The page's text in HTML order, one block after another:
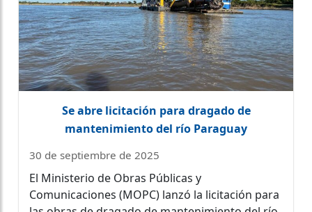
Se abre licitación para dragado de
mantenimiento del río Paraguay
30 de septiembre de 2025
El Ministerio de Obras Públicas y
Comunicaciones (MOPC) lanzó la licitación para